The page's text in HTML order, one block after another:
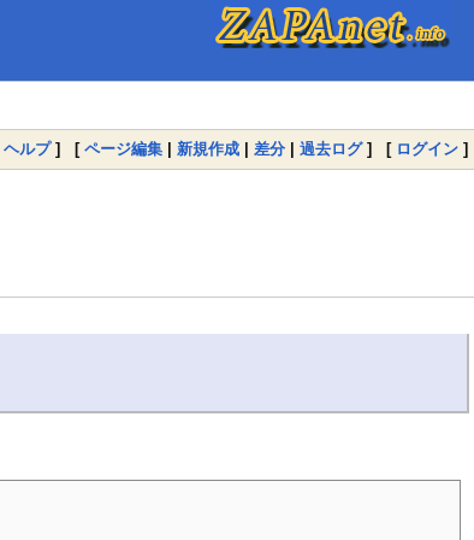
ヘルプ] [ ページ編集 | 新規作成 | 差分 | 過去ログ] [ ログイン ]